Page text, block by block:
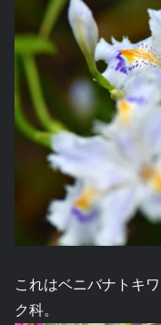
これはベニバナトキ
ク科。